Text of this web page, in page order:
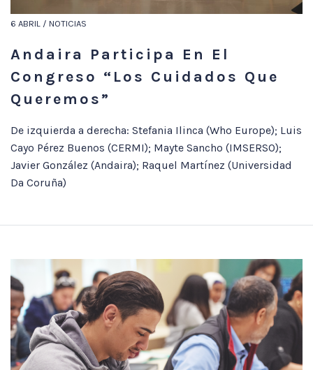
6 ABRIL / NOTICIAS
Andaira Participa En El
Congreso “Los Cuidados Que
Queremos”
De izquierda a derecha: Stefania Ilinca (Who Europe); Luis
Cayo Pérez Buenos (CERMI); Mayte Sancho (IMSERSO);
Javier González (Andaira); Raquel Martínez (Universidad
Da Coruña)